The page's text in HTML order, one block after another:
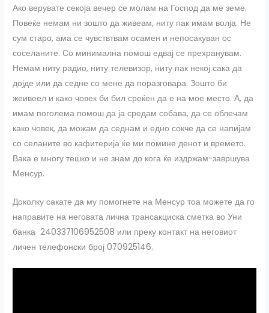
Ако верувате секоја вечер се молам на Господ да ме земе.
Повеќе немам ни зошто да живеам, ниту пак имам волја. Не
сум старо, ама се чувствтвам осамен и непосакуван ос
соселаните. Со минимална помош едвај се прехранувам.
Немам ниту радио, ниту телевизор, ниту пак некој сака да
дојде или да седне со мене да поразговара. Зошто би
жеивеел и како човек би бил среќен да е на мое место. А, да
имам поголема помош да ја средам собава, да се облечам
како човек, да можам да седнам и едно сокче да се напијам
со селаните во кафитерија ќе ми помине денот и времето.
Вака е многу тешко и не знам до кога ќе издржам-завршува
Менсур.
Доколку сакате да му помогнете на Менсур тоа можете да го
направите на неговата лична трансакциска сметка во Уни
банка 240337106952508 или преку контакт на неговиот
личен телефонски број 070925146.